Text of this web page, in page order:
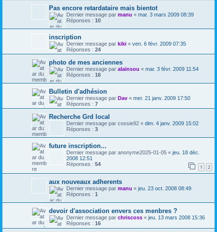
Pas encore retardataire mais bientot
Dernier message par manu « mar. 3 mars 2009 08:39
Réponses : 10
inscription
Dernier message par kiki « ven. 6 févr. 2009 07:35
Réponses : 24
photo de mes anciennes
Dernier message par alainsou « mar. 3 févr. 2009 11:54
Réponses : 16
Bulletin d'adhésion
Dernier message par Dav « mer. 21 janv. 2009 17:50
Réponses : 7
Recherche Grd local
Dernier message par cossie92 « dim. 4 janv. 2009 15:02
Réponses : 3
future inscription...
Dernier message par anonyme2025-01-05 « jeu. 18 déc.
2008 12:51
Réponses : 54 1 2
aux nouveaux adherents
Dernier message par manu « jeu. 23 oct. 2008 08:49
Réponses : 1
devoir d'association envers ces menbres ?
Dernier message par chriscoss « jeu. 13 mars 2008 15:36
Réponses : 16